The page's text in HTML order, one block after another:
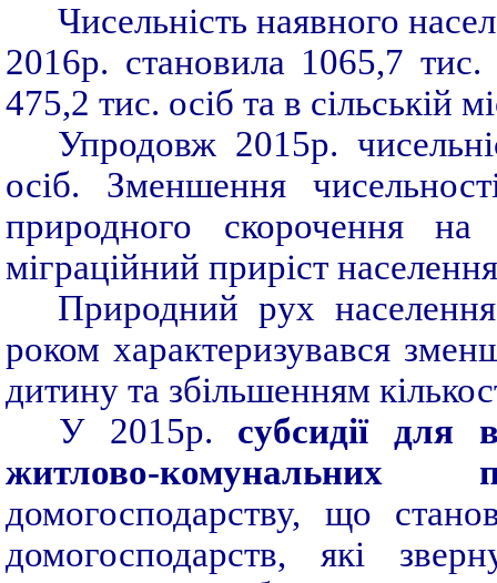
Чисельність наявного
2016р. становила 1065,7
475,2 тис. осіб та в сільській
Упродовж 2015р.
осіб. Зменшення
природного скорочення на
міграційний приріст
Природний рух
роком характеризувався
дитину та збільшенням
У 2015р. субсидії
для
житлово-комунальних
домогосподарству, що
домогосподарств, які